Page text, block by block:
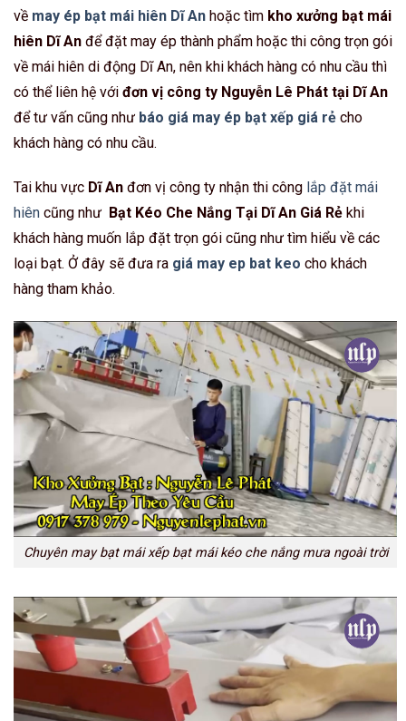
về may ép bạt mái hiên Dĩ An hoặc tìm kho xưởng bạt mái
hiên Dĩ An để đặt may ép thành phẩm hoặc thi công trọn gói
về mái hiên di động Dĩ An, nên khi khách hàng có nhu cầu thì
có thể liên hệ với đơn vị công ty Nguyễn Lê Phát tại Dĩ An
để tư vấn cũng như báo giá may ép bạt xếp giá rẻ cho
khách hàng có nhu cầu.
Tai khu vực Dĩ An đơn vị công ty nhận thi công lắp đặt mái
hiên cũng như Bạt Kéo Che Nắng Tại Dĩ An Giá Rẻ khi
khách hàng muốn lắp đặt trọn gói cũng như tìm hiểu về các
loại bạt. Ở đây sẽ đưa ra giá may ep bat keo cho khách
hàng tham khảo.
Chuyên may bạt mái xếp bạt mái kéo che nắng mưa ngoài trời